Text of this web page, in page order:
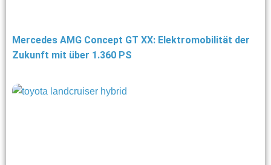
Mercedes AMG Concept GT XX: Elektromobilität der
Zukunft mit über 1.360 PS